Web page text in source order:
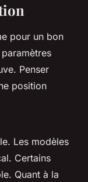
pour un bon
Penser
position
Les modèles
Certains
Quant à la